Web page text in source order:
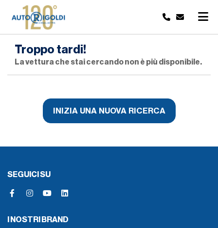
Troppo tardi!
La vettura che stai cercando non è più disponibile.
INIZIA UNA NUOVA RICERCA
SEGUICI SU
I NOSTRI BRAND